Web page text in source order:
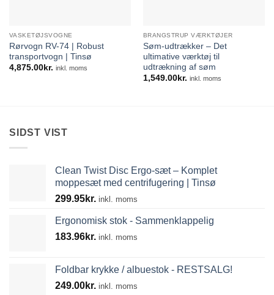
VASKETØJSVOGNE
Rørvogn RV-74 | Robust
transportvogn | Tinsø
4,875.00kr. inkl. moms
BRANGSTRUP VÆRKTØJER
Søm-udtrækker – Det
ultimative værktøj til
udtrækning af søm
1,549.00kr. inkl. moms
SIDST VIST
Clean Twist Disc Ergo-sæt – Komplet
moppesæt med centrifugering | Tinsø
299.95kr. inkl. moms
Ergonomisk stok - Sammenklappelig
183.96kr. inkl. moms
Foldbar krykke / albuestok - RESTSALG!
249.00kr. inkl. moms